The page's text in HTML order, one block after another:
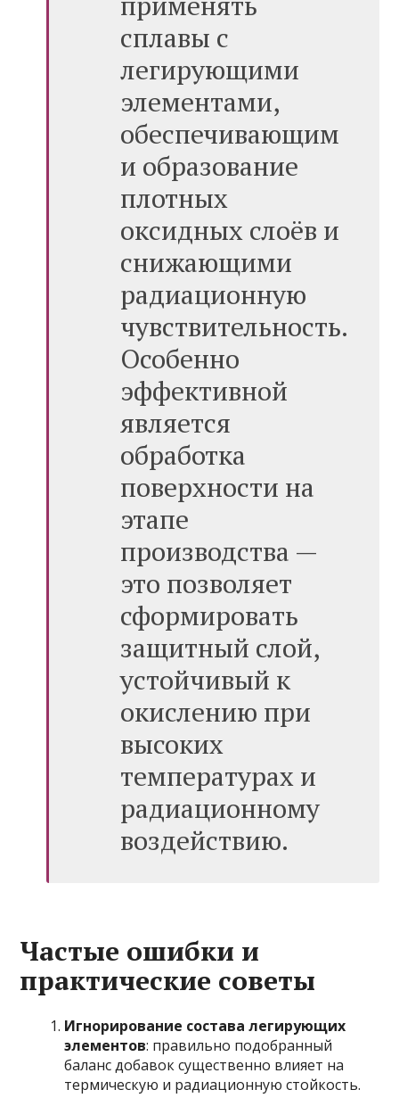
сплавы с
легирующими
элементами,
обеспечивающим
и образование
плотных
оксидных слоёв и
снижающими
радиационную
чувствительность.
Особенно
эффективной
является
обработка
поверхности на
этапе
производства —
это позволяет
сформировать
защитный слой,
устойчивый к
окислению при
высоких
температурах и
радиационному
воздействию.
Частые ошибки и
практические советы
Игнорирование состава легирующих
элементов: правильно подобранный
баланс добавок существенно влияет на
термическую и радиационную стойкость.